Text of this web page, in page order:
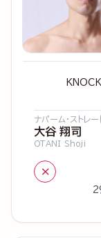
ナパーム・ストレー
大谷 翔司
OTANI Shoji
×